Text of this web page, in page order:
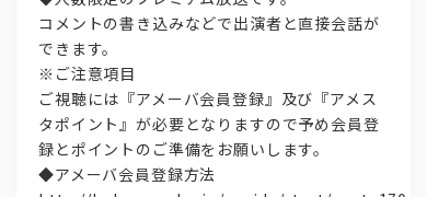
コメントの書き込みなどで出演者と直接会話が
できます。
※ご注意項目
ご視聴には『アメーバ会員登録』及び『アメス
タポイント』が必要となりますので予め会員登
録とポイントのご準備をお願いします。
◆アメーバ会員登録方法